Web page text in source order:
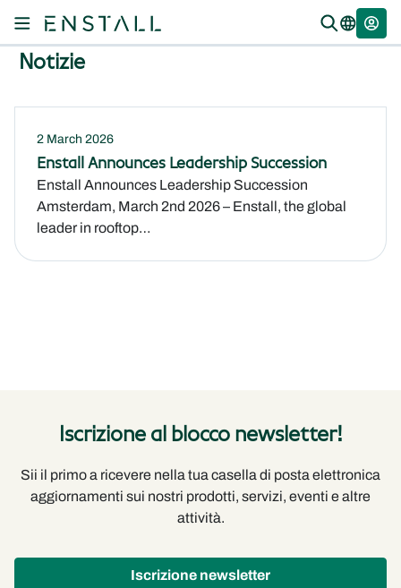
Notizie
Enstall Announces Leadership Succession
2 March 2026
Enstall Announces Leadership Succession
Amsterdam, March 2nd 2026 – Enstall, the global
leader in rooftop…
Iscrizione al blocco newsletter!
Sii il primo a ricevere nella tua casella di posta elettronica
aggiornamenti sui nostri prodotti, servizi, eventi e altre
attività.
Iscrizione newsletter